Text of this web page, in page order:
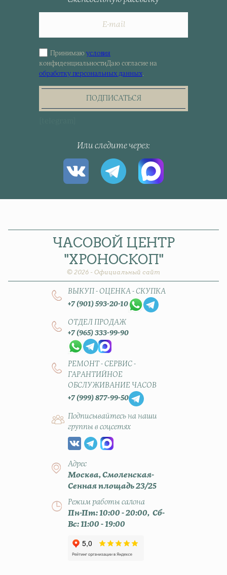
Sign
up
for
the
Принимаюусловия
конфиденциальностиДаю согласие на
обработку персональных данных.
ПОДПИСАТЬСЯ
Или следите через
ЧАСОВОЙ ЦЕНТР
"ХРОНОСКОП"
© 2026 - Официальный сайт
ВЫКУП - ОЦЕНКА - СКУПКА
+7 (901) 593-20-10
ОТДЕЛ ПРОДАЖ
+7 (965) 333-99-90
РЕМОНТ - СЕРВИС -
ГАРАНТИЙНОЕ
ОБСЛУЖИВАНИЕ ЧАСОВ
+7 (999) 877-99-50
Подписывайтесь на наши
группы в соцсетях
Адрес
Москва, Смоленская-
Сенная площадь 23/25
Режим работы салона
Пн-Пт: 10:00 - 20:00, Сб-
Вс: 11:00 - 19:00